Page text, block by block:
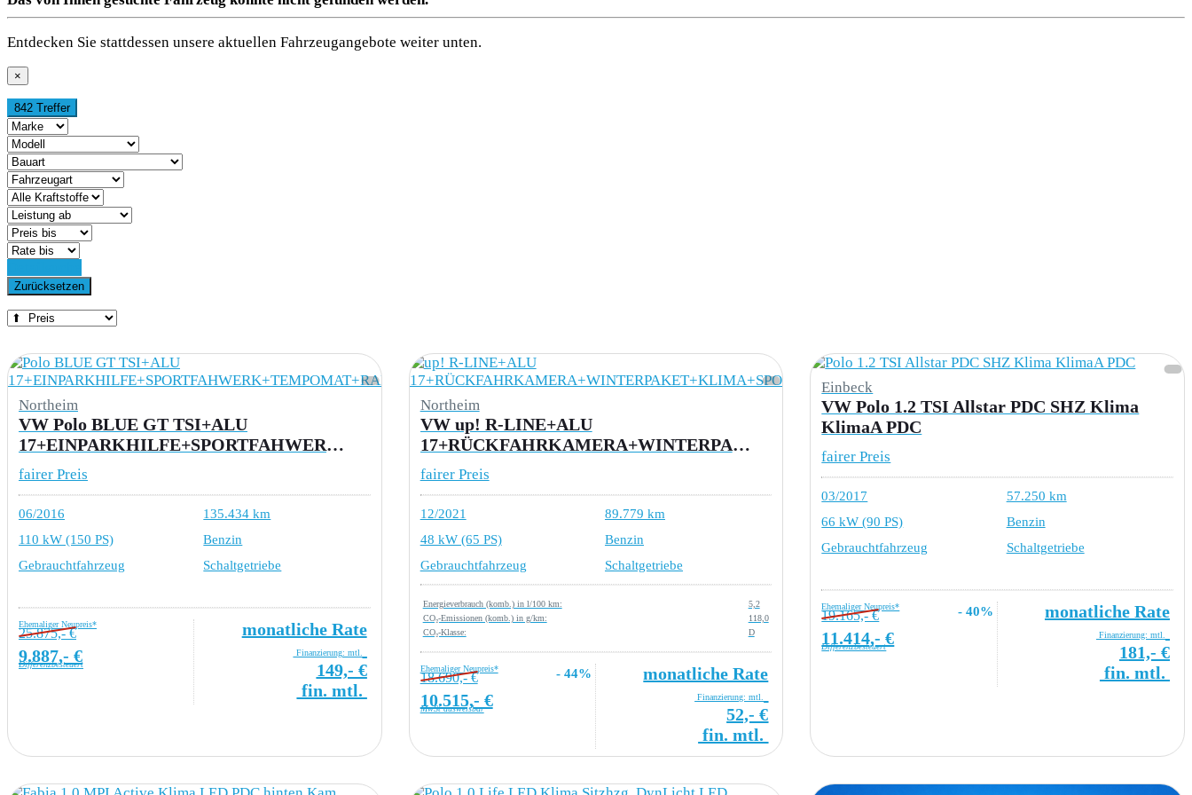
Entdecken Sie stattdessen unsere aktuellen Fahrzeugangebote weiter unten.
×
842 Treffer
Zurücksetzen
Northeim
VW Polo BLUE GT TSI+ALU
17+EINPARKHILFE+SPORTFAHWERK+TEMPOMAT+RADIO+SPORTSITZE
fairer Preis
06/2016
135.434 km
110 kW (150 PS)
Benzin
Gebrauchtfahrzeug
Schaltgetriebe
Ehemaliger Neupreis*
25.875,- €
9.887,- €
Differenzbesteuert
monatliche Rate
Finanzierung: mtl.
149,- €
fin. mtl.
Northeim
VW up! R-LINE+ALU
17+RÜCKFAHRKAMERA+WINTERPAKET+KLIMA+SPORTFAHRWERK+EINPARKHILF
fairer Preis
12/2021
89.779 km
48 kW (65 PS)
Benzin
Gebrauchtfahrzeug
Schaltgetriebe
Energieverbrauch (komb.) in l/100 km:
5,2
CO₂-Emissionen (komb.) in g/km:
118,0
CO₂-Klasse:
D
Ehemaliger Neupreis*
18.690,- € - 44%
10.515,- €
MwSt ausweisbar
monatliche Rate
Finanzierung: mtl.
52,- €
fin. mtl.
Einbeck
VW Polo 1.2 TSI Allstar PDC SHZ Klima
KlimaA PDC
fairer Preis
03/2017
57.250 km
66 kW (90 PS)
Benzin
Gebrauchtfahrzeug
Schaltgetriebe
Ehemaliger Neupreis*
19.165,- € - 40%
11.414,- €
Differenzbesteuert
monatliche Rate
Finanzierung: mtl.
181,- €
fin. mtl.